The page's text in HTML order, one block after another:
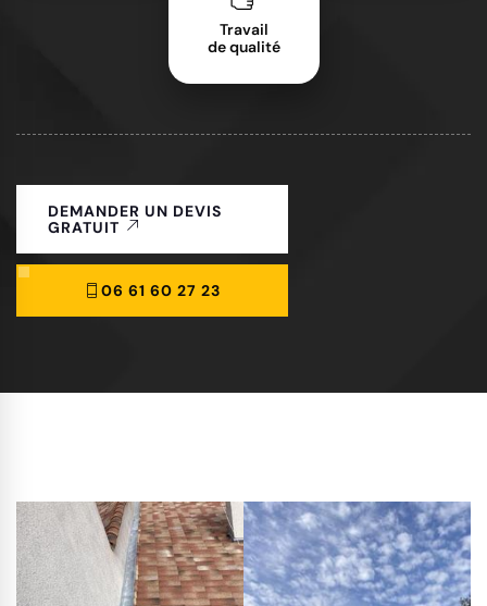
Travail
de qualité
DEMANDER UN DEVIS
GRATUIT
06 61 60 27 23